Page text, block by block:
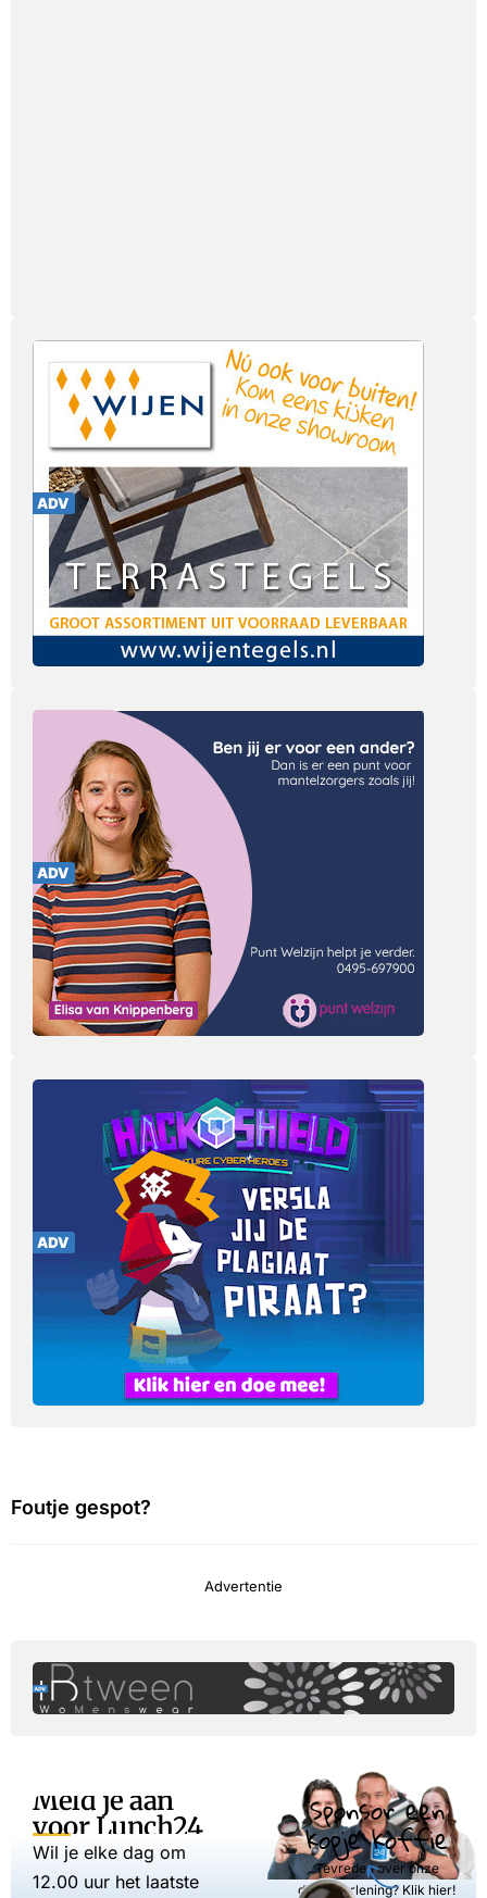
Foutje gespot?
Advertentie
Meld je aan
voor Lunch24
Wil je elke dag om
12.00 uur het laatste
Sponsor een
kopje koffie
Tevreden over onze
dienstverlening? Klik hier!